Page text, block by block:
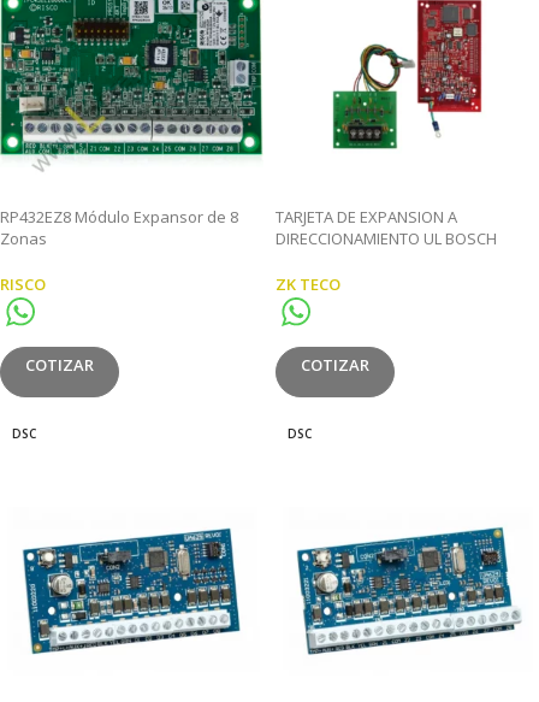
RP432EZ8 Módulo Expansor de 8
Zonas
RISCO
COTIZAR
TARJETA DE EXPANSION A
DIRECCIONAMIENTO UL BOSCH
ZK TECO
COTIZAR
DSC DSC